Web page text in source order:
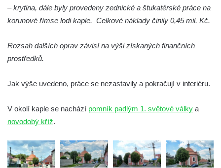
Vltavou
Márnice na hřbitově v Lužci nad Vltavou
Kostel svatého Havla na hřbitově v
Kaple svatého Vavřince v Mirošovicích
Márnice na hřbitově v Dobříni
Kaple v Bezděkově
– krytina, dále byly provedeny zednické a štukatérské práce na
korunové římse lodi kaple. Celkové náklady činily 0,45 mil. Kč.
Rozsah dalších oprav závisí na výši získaných finančních
prostředků.
Jak výše uvedeno, práce se nezastavily a pokračují v interiéru.
V okolí kaple se nachází pomník padlým 1. světové války a
novodobý kříž.